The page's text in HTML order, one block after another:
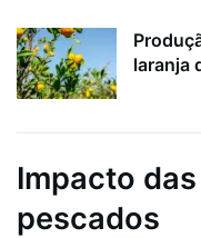
laranja
Impacto
pescados